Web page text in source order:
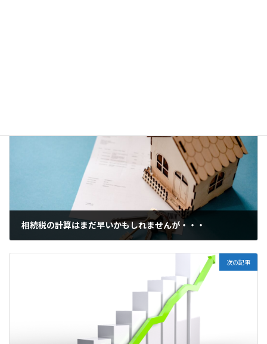
相続税の計算はまだ早いかもしれませんが・・・
次の記事